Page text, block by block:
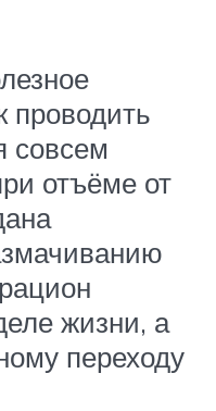
проводить
совсем
отъёме от
жизни, а
переходу